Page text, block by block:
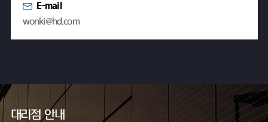
E-mail
wonki@hd.com
대리점 안내